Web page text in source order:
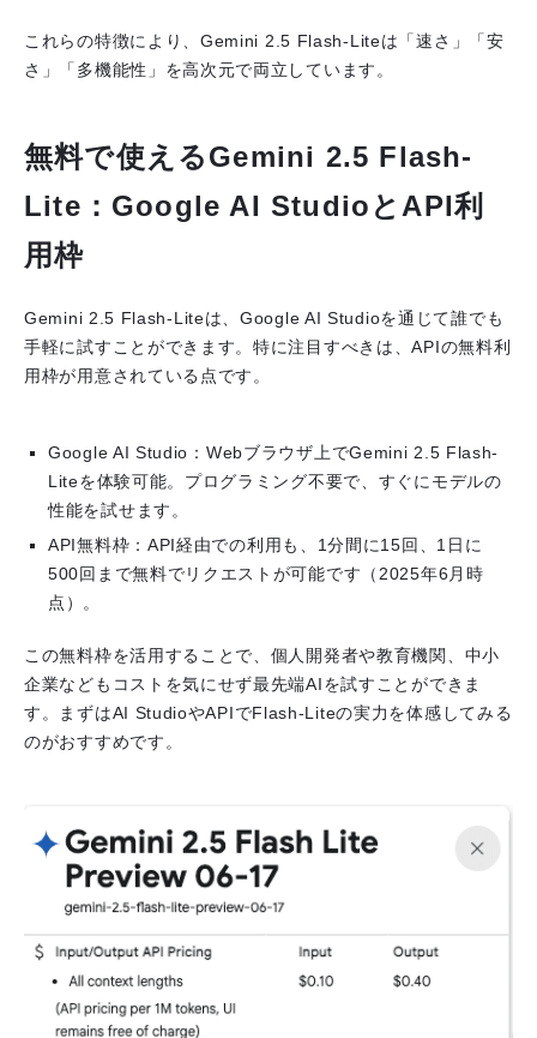
これらの特徴により、Gemini 2.5 Flash-Liteは「速さ」「安
さ」「多機能性」を高次元で両立しています。
無料で使えるGemini 2.5 Flash-
Lite：Google AI StudioとAPI利
用枠
Gemini 2.5 Flash-Liteは、Google AI Studioを通じて誰でも
手軽に試すことができます。特に注目すべきは、APIの無料利
用枠が用意されている点です。
Google AI Studio ：Webブラウザ上でGemini 2.5 Flash-
Liteを体験可能。プログラミング不要で、すぐにモデルの
性能を試せます。
API無料枠 ：API経由での利用も、1分間に15回、1日に
500回まで無料でリクエストが可能です（2025年6月時
点）。
この無料枠を活用することで、個人開発者や教育機関、中小
企業などもコストを気にせず最先端AIを試すことができま
す。まずはAI StudioやAPIでFlash-Liteの実力を体感してみる
のがおすすめです。